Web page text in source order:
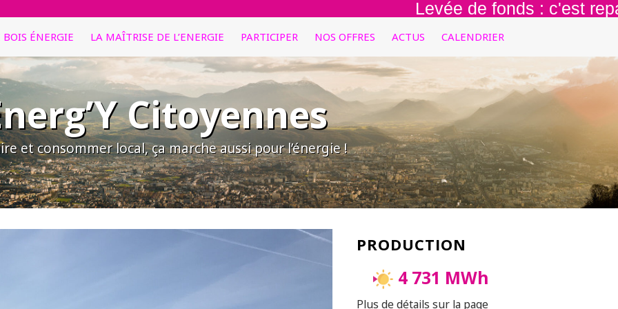
Levée de fonds : c'est reparti
BOIS ÉNERGIE LA MAÎTRISE DE L’ENERGIE PARTICIPER NOS OFFRES ACTUS CALENDRIER
Citoyennes
et consommer local, ça marche aussi pour l’énergie !
PRODUCTION
4 731 MWh
Plus de détails sur la page